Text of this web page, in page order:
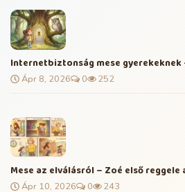
Internetbiztonság mese gyerekeknek
Ápr 8, 2026 0 252
Mese az elválásról – Zoé első
Ápr 10, 2026 0 243